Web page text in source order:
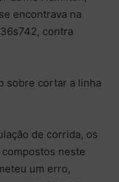
encontrava na
contra
sobre cortar a linha
de corrida, os
neste
um erro,